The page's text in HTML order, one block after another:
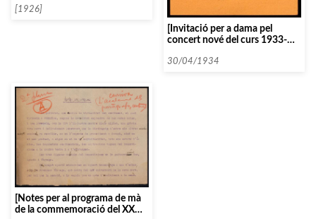
[1926]
[Invitació per a dama pel
concert nové del curs 1933-
30/04/1934
[Notes per al programa de mà
de la commemoració del XXV